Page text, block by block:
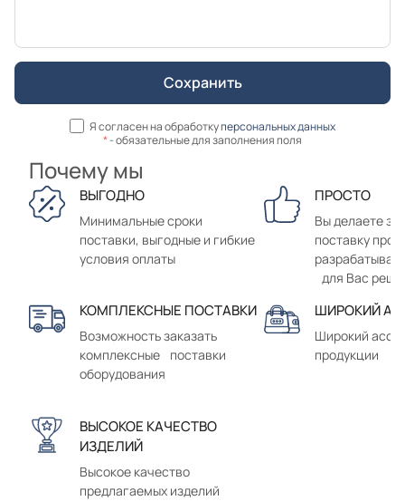
Я согласен на обработкуперсональных данных
*- обязательные для заполнения поля
Почему мы
ВЫГОДНО
Минимальные сроки
поставки, выгодные и гибкие
условия оплаты
ПРОСТО
Вы делаете
поставку
для Вас
КОМПЛЕКСНЫЕ ПОСТАВКИ
Возможность заказать
комплексные поставки
оборудования
ШИРОКИЙ
Широкий
продукции
ВЫСОКОЕ КАЧЕСТВО
ИЗДЕЛИЙ
Высокое качество
предлагаемых изделий